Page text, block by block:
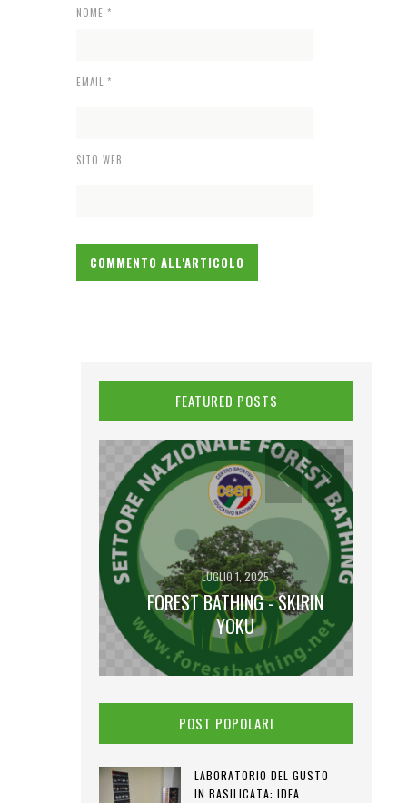
NOME *
EMAIL *
SITO WEB
FEATURED POSTS
LUGLIO 1, 2025
FOREST BATHING - SKIRIN
YOKU
POST POPOLARI
LABORATORIO DEL GUSTO
IN BASILICATA: IDEA